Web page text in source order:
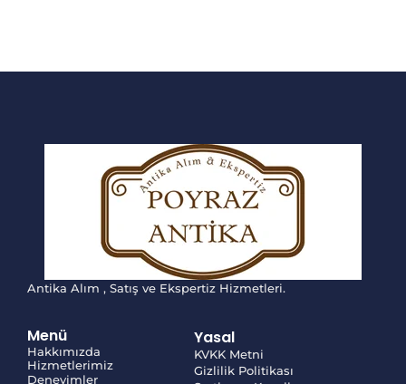
Antika Alım , Satış ve Ekspertiz Hizmetleri.
Menü
Hakkımızda
Hizmetlerimiz
Deneyimler
Yasal
KVKK Metni
Gizlilik Politikası